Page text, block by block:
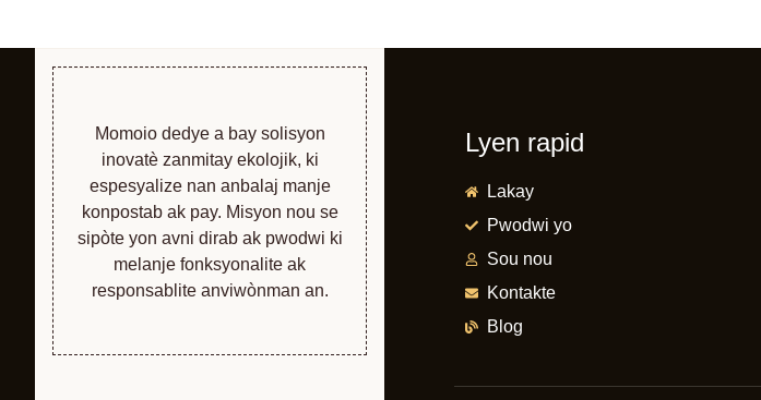
Momoio dedye a bay solisyon
inovatè zanmitay ekolojik, ki
espesyalize nan anbalaj manje
konpostab ak pay. Misyon nou se
sipòte yon avni dirab ak pwodwi ki
melanje fonksyonalite ak
responsablite anviwònman an.
Lyen rapid
Lakay
Pwodwi yo
Sou nou
Kontakte
Blog